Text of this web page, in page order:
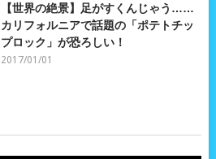
【世界の絶景】足がすくんじゃう……
カリフォルニアで話題の「ポテトチッ
プロック」が恐ろしい！
2017/01/01